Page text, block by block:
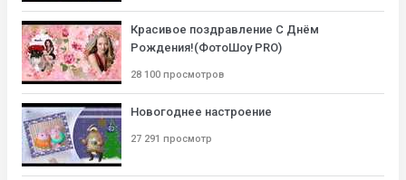
Красивое поздравление С Днём
Рождения!(ФотоШоу PRO)
28 100 просмотров
Новогоднее настроение
27 291 просмотр